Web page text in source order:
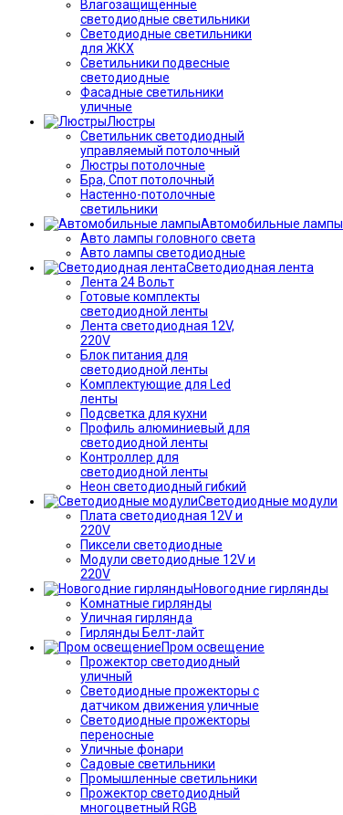
Влагозащищённые
светодиодные светильники
Светодиодные светильники
для ЖКХ
Светильники подвесные
светодиодные
Фасадные светильники
уличные
Люстры
Светильник светодиодный
управляемый потолочный
Люстры потолочные
Бра, Спот потолочный
Настенно-потолочные
светильники
Автомобильные лампы
Авто лампы головного света
Авто лампы светодиодные
Светодиодная лента
Лента 24 Вольт
Готовые комплекты
светодиодной ленты
Лента светодиодная 12V,
220V
Блок питания для
светодиодной ленты
Комплектующие для Led
ленты
Подсветка для кухни
Профиль алюминиевый для
светодиодной ленты
Контроллер для
светодиодной ленты
Неон светодиодный гибкий
Светодиодные модули
Плата светодиодная 12V и
220V
Пиксели светодиодные
Модули светодиодные 12V и
220V
Новогодние гирлянды
Комнатные гирлянды
Уличная гирлянда
Гирлянды Белт-лайт
Пром освещение
Прожектор светодиодный
уличный
Светодиодные прожекторы с
датчиком движения уличные
Светодиодные прожекторы
переносные
Уличные фонари
Садовые светильники
Промышленные светильники
Прожектор светодиодный
многоцветный RGB